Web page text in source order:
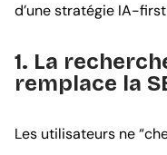
d’une stratégie IA-
1. La
remplace la
Les utilisateurs ne